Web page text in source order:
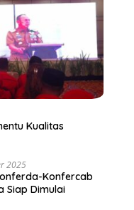
Kualitas
2025
Konfercab
Siap Dimulai